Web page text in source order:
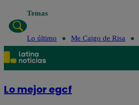
Temas
Lo último Me Caigo de Risa
Lo mejor egcf